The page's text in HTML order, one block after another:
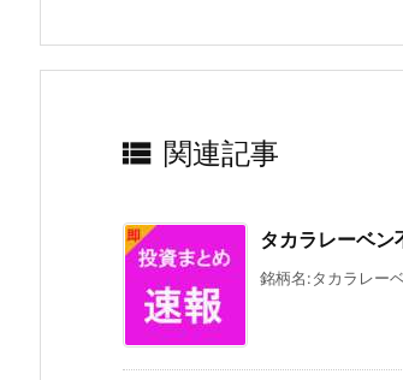
 関連記事
タカラレーベ
銘柄名:タカラレー